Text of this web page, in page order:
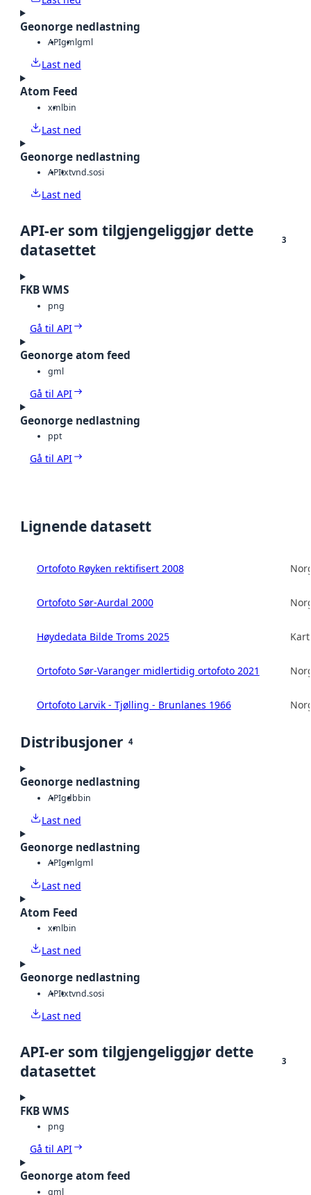
Geonorge nedlastning
APIgmlgml
Last ned
Atom Feed
xmlbin
Last ned
Geonorge nedlastning
APItxtvnd.sosi
Last ned
API-er som tilgjengeliggjør dette
datasettet
3
FKB WMS
png
Gå til API
Geonorge atom feed
gml
Gå til API
Geonorge nedlastning
ppt
Gå til API
Lignende datasett
Ortofoto Røyken rektifisert 2008
Ortofoto Sør-Aurdal 2000
Høydedata Bilde Troms 2025
Ortofoto Sør-Varanger midlertidig ortofoto 2021
Ortofoto Larvik - Tjølling - Brunlanes 1966
Distribusjoner 4
Geonorge nedlastning
APIgdbbin
Last ned
Geonorge nedlastning
APIgmlgml
Last ned
Atom Feed
xmlbin
Last ned
Geonorge nedlastning
APItxtvnd.sosi
Last ned
API-er som tilgjengeliggjør dette
datasettet
3
FKB WMS
png
Gå til API
Geonorge atom feed
gml